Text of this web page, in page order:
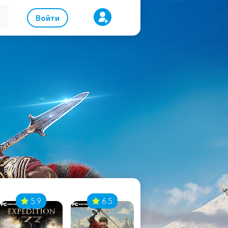
Войти
5.9 6.5 8.1